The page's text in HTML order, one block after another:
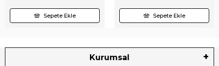
Sepete Ekle Sepete Ekle
Kurumsal